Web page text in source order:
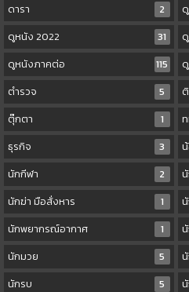
ดารา
2
ดูหนัง 2022
31
ดูหนังภาคต่อ
115
ตำรวจ
5
ตุ๊กตา
1
ธุรกิจ
3
นักกีฬา
2
นักฆ่า มือสั่งหาร
1
นักพยากรณ์อากาศ
1
นักมวย
5
นักรบ
5